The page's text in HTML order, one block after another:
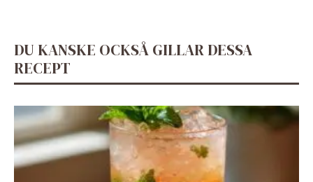
DU KANSKE OCKSÅ GILLAR DESSA
RECEPT